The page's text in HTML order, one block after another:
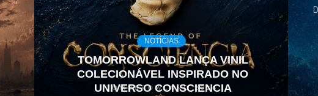
NOTÍCIAS
TOMORROWLAND LANÇA VINIL
COLECIONÁVEL INSPIRADO NO
UNIVERSO CONSCIENCIA